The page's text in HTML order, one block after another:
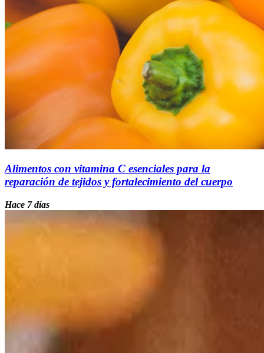
Alimentos con vitamina C esenciales para la
reparación de tejidos y fortalecimiento del cuerpo
Hace 7 días